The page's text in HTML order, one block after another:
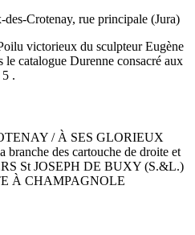
Crotenay, rue principale (Jura)
victorieux du sculpteur Eugène
catalogue Durenne consacré aux
.
/ À SES GLORIEUX
des cartouche de droite et
St JOSEPH DE BUXY (S.&L.)
À CHAMPAGNOLE